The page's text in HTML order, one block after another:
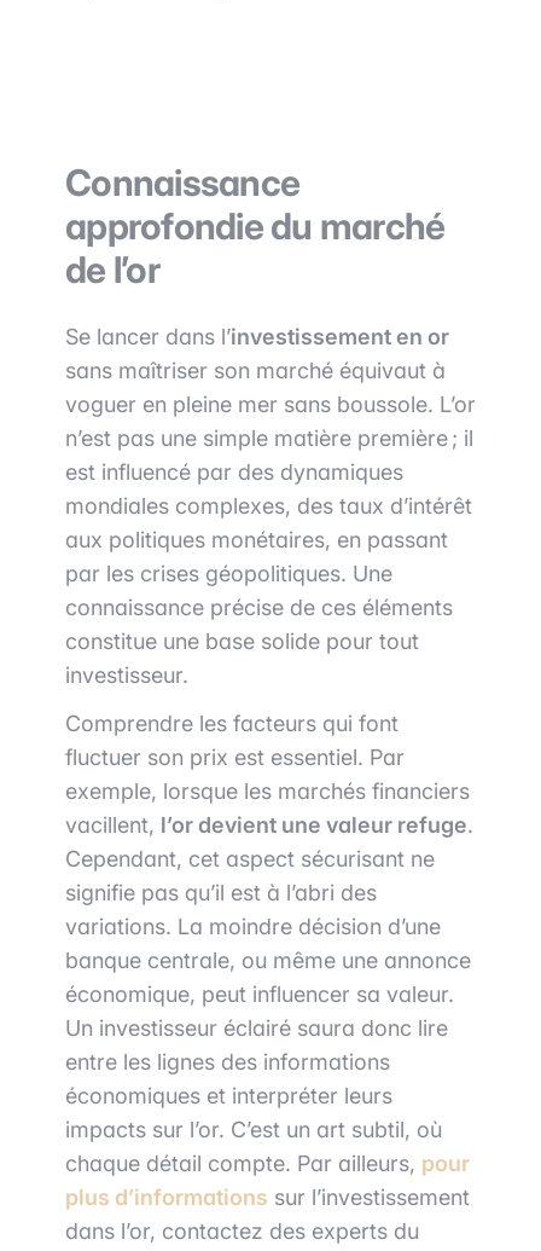
Connaissance
approfondie du marché
de l’or
Se lancer dans l’investissement en or
sans maîtriser son marché équivaut à
voguer en pleine mer sans boussole. L’or
n’est pas une simple matière première ; il
est influencé par des dynamiques
mondiales complexes, des taux d’intérêt
aux politiques monétaires, en passant
par les crises géopolitiques. Une
connaissance précise de ces éléments
constitue une base solide pour tout
investisseur.
Comprendre les facteurs qui font
fluctuer son prix est essentiel. Par
exemple, lorsque les marchés financiers
vacillent, l’or devient une valeur refuge.
Cependant, cet aspect sécurisant ne
signifie pas qu’il est à l’abri des
variations. La moindre décision d’une
banque centrale, ou même une annonce
économique, peut influencer sa valeur.
Un investisseur éclairé saura donc lire
entre les lignes des informations
économiques et interpréter leurs
impacts sur l’or. C’est un art subtil, où
chaque détail compte. Par ailleurs, pour
plus d’informations sur l’investissement
dans l’or, contactez des experts du